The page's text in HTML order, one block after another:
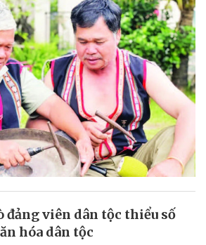
đảng viên dân tộc thiểu số
hóa dân tộc